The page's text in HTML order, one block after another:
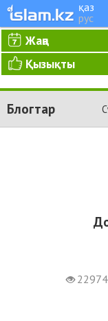
қаз
рус
Жаңа
Қызықты
Блогтар
22974